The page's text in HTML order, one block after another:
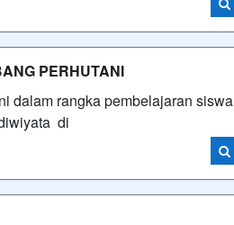
PERHUTANI
dalam rangka pembelajaran siswa
di